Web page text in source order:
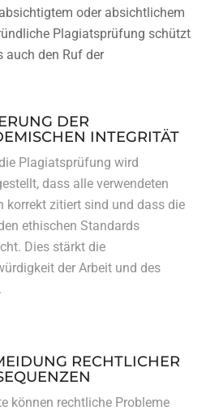
oder absichtlichem
Plagiatsprüfung schützt
auch den Ruf der
DER
INTEGRITÄT
Plagiatsprüfung wird
dass alle verwendeten
korrekt zitiert sind und dass die
ethischen Standards
Dies stärkt die
der Arbeit und des
RECHTLICHER
können rechtliche Probleme